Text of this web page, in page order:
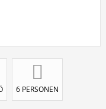
6 PERSONEN